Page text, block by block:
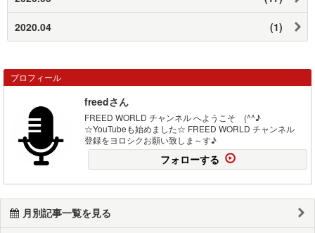
2020.04 (1)
プロフィール
freedさん
FREED WORLD チャンネル へようこそ (^^♪
☆YouTubeも始めました☆ FREED WORLD チャンネル
登録をヨロシクお願い致しま～す♪
フォローする
月別記事一覧を見る